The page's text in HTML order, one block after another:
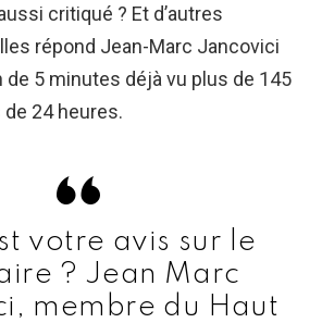
critiqué ? Et d’autres
répond Jean-Marc Jancovici
5 minutes déjà vu plus de 145
24 heures.
votre avis sur le
? Jean Marc
membre du Haut